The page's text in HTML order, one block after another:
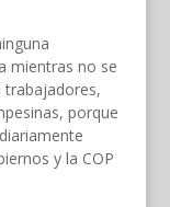
mientras no se
trabajadores,
porque
y la COP